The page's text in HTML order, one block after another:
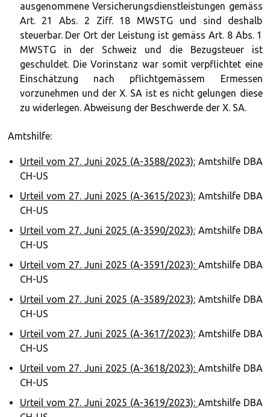
ausgenommene Versicherungsdienstleistungen gemäss
Art. 21 Abs. 2 Ziff. 18 MWSTG und sind deshalb
steuerbar. Der Ort der Leistung ist gemäss Art. 8 Abs. 1
MWSTG in der Schweiz und die Bezugsteuer ist
geschuldet. Die Vorinstanz war somit verpflichtet eine
Einschätzung nach pflichtgemässem Ermessen
vorzunehmen und der X. SA ist es nicht gelungen diese
zu widerlegen. Abweisung der Beschwerde der X. SA.
Amtshilfe:
Urteil vom 27. Juni 2025 (A-3588/2023):Amtshilfe DBA
CH-US
Urteil vom 27. Juni 2025 (A-3615/2023):Amtshilfe DBA
CH-US
Urteil vom 27. Juni 2025 (A-3590/2023):Amtshilfe DBA
CH-US
Urteil vom 27. Juni 2025 (A-3591/2023): Amtshilfe DBA
CH-US
Urteil vom 27. Juni 2025 (A-3589/2023):Amtshilfe DBA
CH-US
Urteil vom 27. Juni 2025 (A-3617/2023):Amtshilfe DBA
CH-US
Urteil vom 27. Juni 2025 (A-3618/2023): Amtshilfe DBA
CH-US
Urteil vom 27. Juni 2025 (A-3619/2023): Amtshilfe DBA